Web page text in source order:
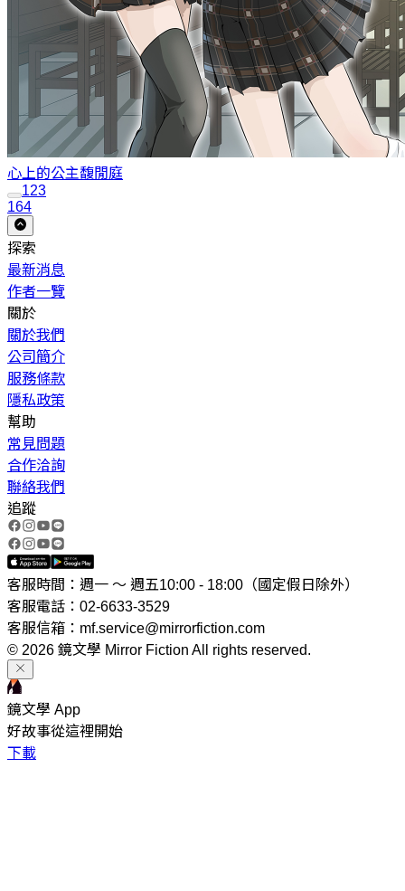
心上的公主馥閒庭
123
164
探索
最新消息
作者一覽
關於
關於我們
公司簡介
服務條款
隱私政策
幫助
常見問題
合作洽詢
聯絡我們
追蹤
客服時間：週一 ～ 週五10:00 - 18:00（國定假日除外）
客服電話：02-6633-3529
客服信箱：mf.service@mirrorfiction.com
© 2026 鏡文學 Mirror Fiction All rights reserved.
鏡文學 App
好故事從這裡開始
下載